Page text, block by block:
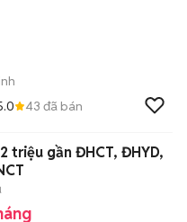
43 đã bán
triệu gần ĐHCT, ĐHYD,